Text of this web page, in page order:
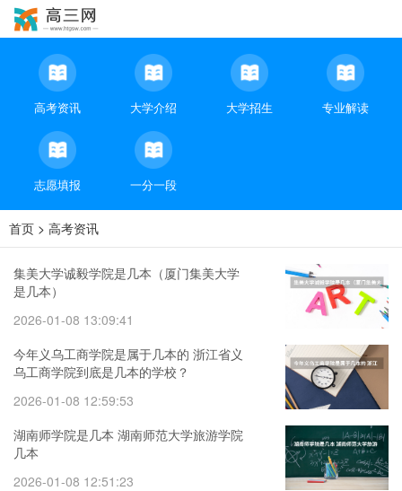
高考资讯 大学介绍 大学招生 专业解读
志愿填报 一分一段
首页 > 高考资讯
集美大学诚毅学院是几本（厦门集美大学
是几本）
2026-01-08 13:09:41
今年义乌工商学院是属于几本的 浙江省义
乌工商学院到底是几本的学校？
2026-01-08 12:59:53
湖南师学院是几本 湖南师范大学旅游学院
几本
2026-01-08 12:51:23